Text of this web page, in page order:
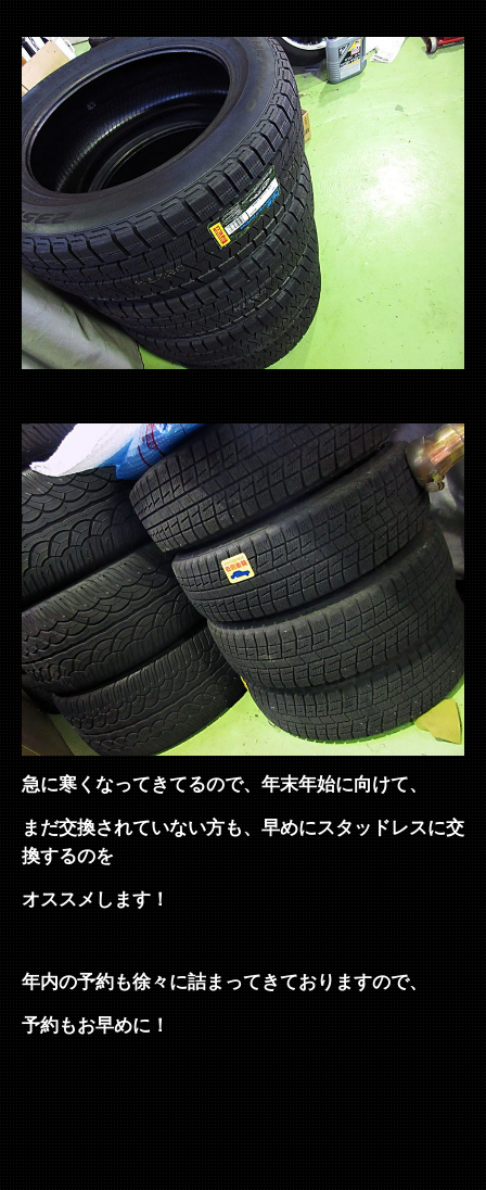
急に寒くなってきてるので、年末年始に向けて、
まだ交換されていない方も、早めにスタッドレスに交
換するのを
オススメします！
年内の予約も徐々に詰まってきておりますので、
予約もお早めに！